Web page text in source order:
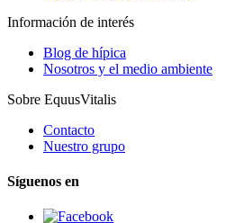
Información de interés
Blog de hípica
Nosotros y el medio ambiente
Sobre EquusVitalis
Contacto
Nuestro grupo
Síguenos en